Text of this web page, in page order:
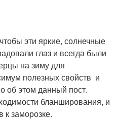
эти яркие, солнечные
глаз и всегда были
на зиму для
полезных свойств и
об этом данный пост.
бланширования, и
к заморозке.